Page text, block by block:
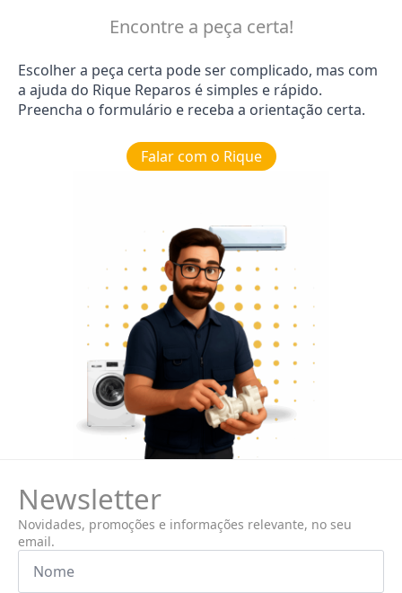
Encontre a peça certa!
Escolher a peça certa pode ser complicado, mas com
a ajuda do Rique Reparos é simples e rápido.
Preencha o formulário e receba a orientação certa.
Falar com o Rique
Newsletter
Novidades, promoções e informações relevante, no seu
email.
Nome